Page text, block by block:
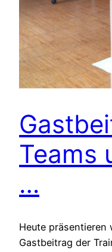
Teams
…
Heute präsentieren
Gastbeitrag der